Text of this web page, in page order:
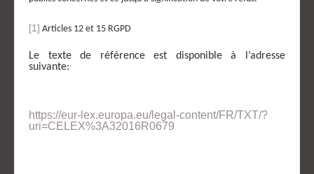
[1] Articles 12 et 15 RGPD
Le texte de référence est disponible à l’adresse
suivante:
https://eur-lex.europa.eu/legal-content/FR/TXT/?
uri=CELEX%3A32016R0679